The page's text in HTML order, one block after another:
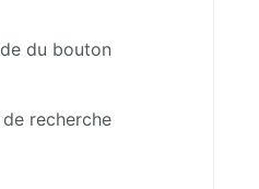
du bouton
recherche